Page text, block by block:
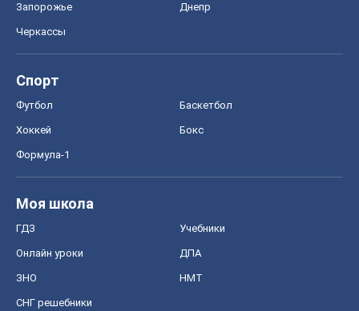
Запорожье Днепр
Черкассы
Спорт
Футбол Баскетбол
Хоккей Бокс
Формула-1
Моя школа
ГДЗ Учебники
Онлайн уроки ДПА
ЗНО НМТ
СНГ решебники